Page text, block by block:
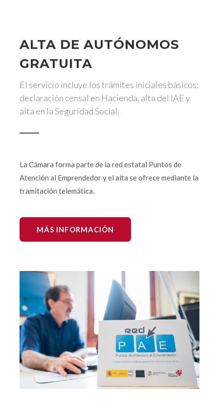
ALTA DE AUTÓNOMOS
GRATUITA
El servicio incluye los trámites iniciales básicos:
declaración censal en Hacienda, alta del IAE y
alta en la Seguridad Social.
La Cámara forma parte de la red estatal Puntos de
Atención al Emprendedor y el alta se ofrece mediante la
tramitación telemática.
MÁS INFORMACIÓN